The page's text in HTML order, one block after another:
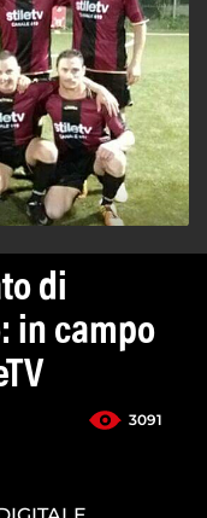
di
in campo
3091